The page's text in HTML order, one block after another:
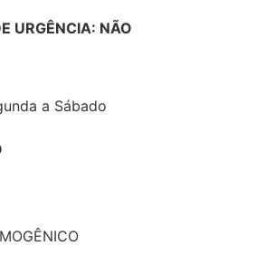
URGÊNCIA: NÃO
a Sábado